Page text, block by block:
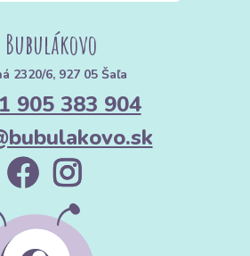
Bubulákovo
2320/6, 927 05 Šaľa
905 383 904